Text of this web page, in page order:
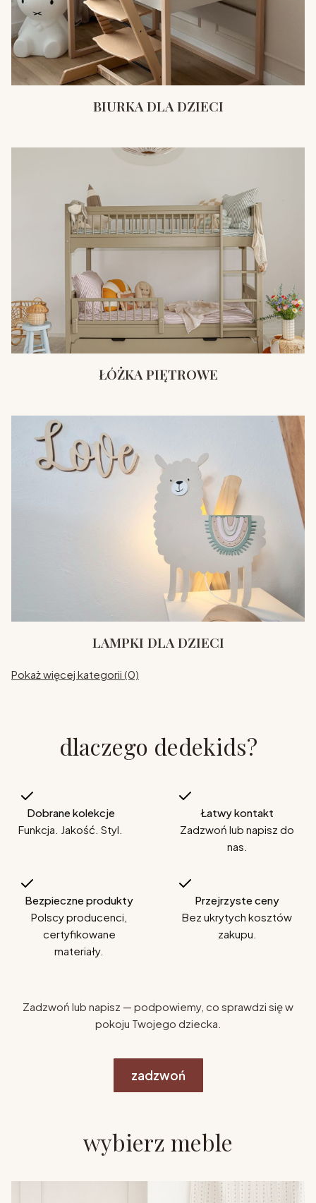
BIURKA DLA DZIECI
ŁÓŻKA PIĘTROWE
LAMPKI DLA DZIECI
Pokaż więcej kategorii (0)
dlaczego dedekids?
Dobrane kolekcje
Funkcja. Jakość. Styl.
Łatwy kontakt
Zadzwoń lub napisz do
nas.
Bezpieczne produkty
Polscy producenci,
certyfikowane
materiały.
Przejrzyste ceny
Bez ukrytych kosztów
zakupu.
Zadzwoń lub napisz — podpowiemy, co sprawdzi się w
pokoju Twojego dziecka.
zadzwoń
wybierz meble